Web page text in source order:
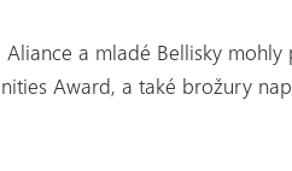
a mladé Bellisky mohly
Award, a také brožury